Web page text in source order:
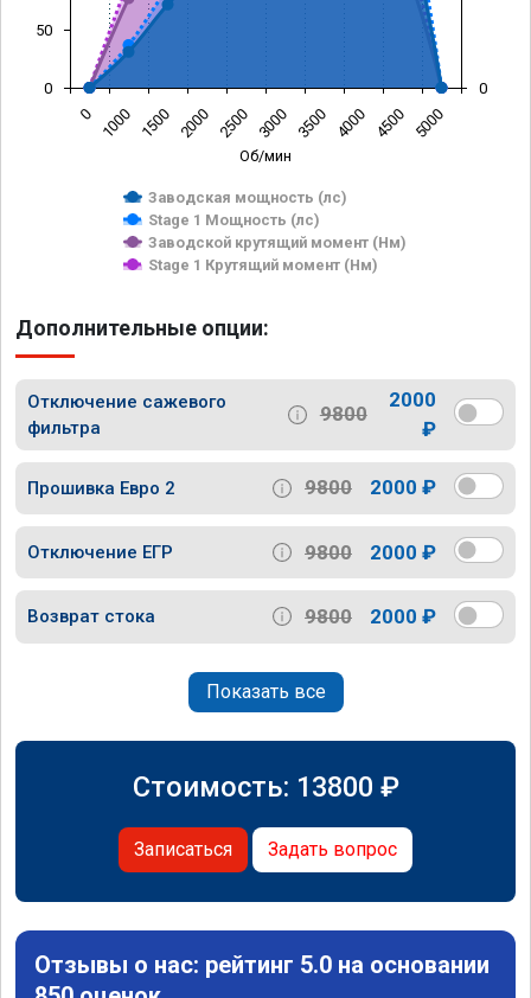
Об/мин
Заводская мощность (лс)
Stage 1 Мощность (лс)
Заводской крутящий момент (Нм)
Stage 1 Крутящий момент (Нм)
0 1000 1500 2000 2500 3000 3500 4000 4500 5000
0
50
0
Дополнительные опции:
Отключение сажевого
фильтра
9800
2000
₽
Прошивка Евро 2 9800 2000 ₽
Отключение ЕГР 9800 2000 ₽
Возврат стока 9800 2000 ₽
Показать все
Стоимость: 13800 ₽
Записаться Задать вопрос
Отзывы о нас: рейтинг 5.0 на основании